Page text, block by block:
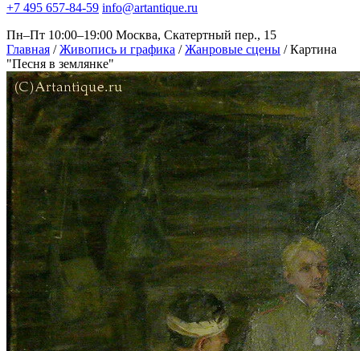
+7 495 657-84-59 info@artantique.ru
Пн–Пт 10:00–19:00 Москва, Скатертный пер., 15
Главная / Живопись и графика / Жанровые сцены / Картина
"Песня в землянке"